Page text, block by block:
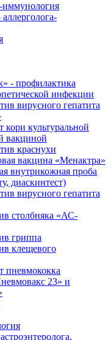
иммунология
- профилактика
инфекции
вирусного гепатита
кори культуральной
вакциной
краснухи
вакцина «Менактра»
внутрикожная проба
диаскинтест)
вирусного гепатита
столбняка «АС-
гриппа
клещевого
пневмококка
23» и